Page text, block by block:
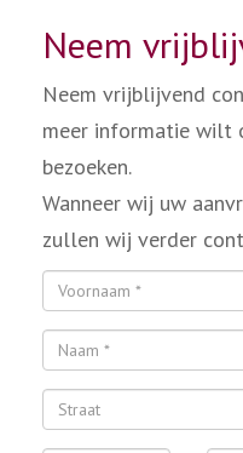
Neem
Neem vrijblijvend
meer informatie wilt
bezoeken.
Wanneer wij uw
zullen wij verder